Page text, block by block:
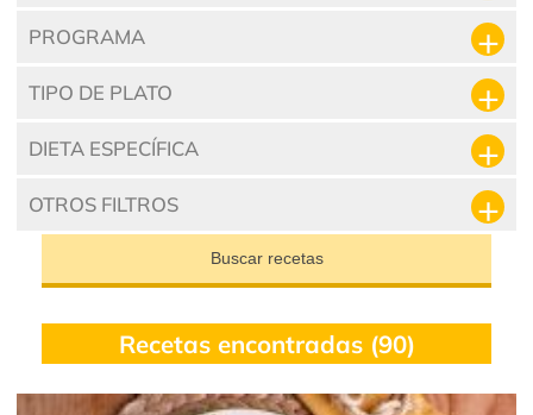
PROGRAMA
TIPO DE PLATO
DIETA ESPECÍFICA
OTROS FILTROS
Buscar recetas
Recetas encontradas (90)